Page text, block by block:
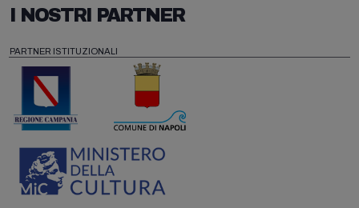
I NOSTRI PARTNER
PARTNER ISTITUZIONALI